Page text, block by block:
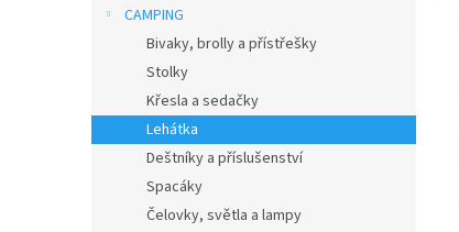
CAMPING
Bivaky, brolly a přístřešky
Stolky
Křesla a sedačky
Lehátka
Deštníky a příslušenství
Spacáky
Čelovky, světla a lampy